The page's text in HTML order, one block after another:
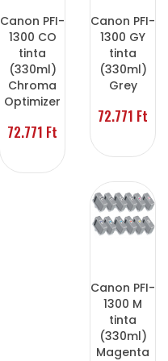
Canon PFI-
1300 CO
tinta
(330ml)
Chroma
Optimizer
72.771 Ft
Canon PFI-
1300 GY
tinta
(330ml)
Grey
72.771 Ft
Canon PFI-
1300 M
tinta
(330ml)
Magenta